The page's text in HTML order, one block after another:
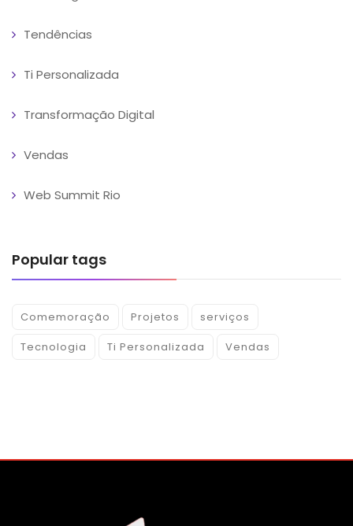
Tendências
Ti Personalizada
Transformação Digital
Vendas
Web Summit Rio
Popular tags
Comemoração Projetos
serviços
Tecnologia
Ti Personalizada Vendas